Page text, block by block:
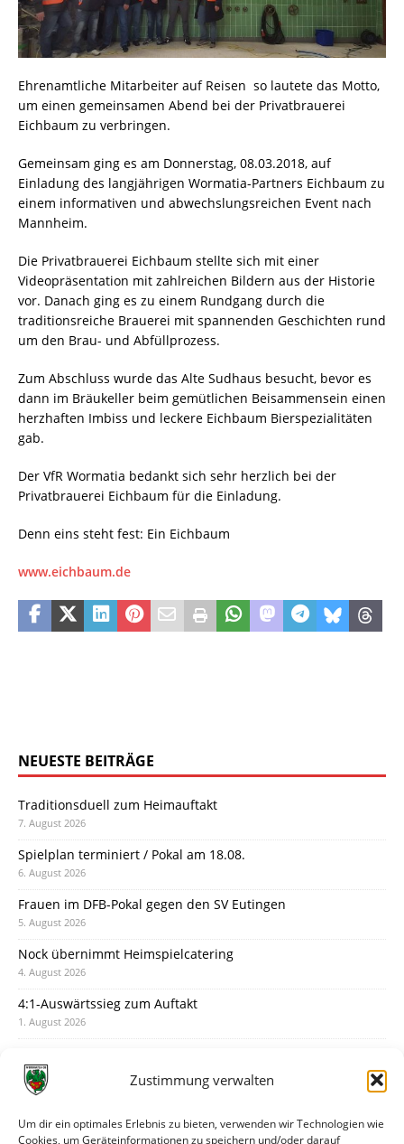
Zustimmung verwalten
Um dir ein optimales Erlebnis zu bieten, verwenden wir Technologien wie
Cookies, um Geräteinformationen zu speichern und/oder darauf
Ehrenamtliche Mitarbeiter auf Reisen  so lautete das Motto,
um einen gemeinsamen Abend bei der Privatbrauerei
Eichbaum zu verbringen.
Gemeinsam ging es am Donnerstag, 08.03.2018, auf
Einladung des langjährigen Wormatia-Partners Eichbaum zu
einem informativen und abwechslungsreichen Event nach
Mannheim.
Die Privatbrauerei Eichbaum stellte sich mit einer
Videopräsentation mit zahlreichen Bildern aus der Historie
vor. Danach ging es zu einem Rundgang durch die
traditionsreiche Brauerei mit spannenden Geschichten rund
um den Brau- und Abfüllprozess.
Zum Abschluss wurde das Alte Sudhaus besucht, bevor es
dann im Bräukeller beim gemütlichen Beisammensein einen
herzhaften Imbiss und leckere Eichbaum Bierspezialitäten
gab.
Der VfR Wormatia bedankt sich sehr herzlich bei der
Privatbrauerei Eichbaum für die Einladung.
Denn eins steht fest: Ein Eichbaum
www.eichbaum.de
NEUESTE BEITRÄGE
Traditionsduell zum Heimauftakt
7. August 2026
Spielplan terminiert / Pokal am 18.08.
6. August 2026
Frauen im DFB-Pokal gegen den SV Eutingen
5. August 2026
Nock übernimmt Heimspielcatering
4. August 2026
4:1-Auswärtssieg zum Auftakt
1. August 2026
31. Juli 2026
30. Juli 2026